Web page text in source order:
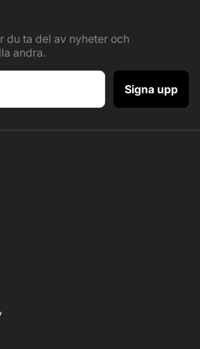
du ta del av nyheter och
andra.
Signa upp